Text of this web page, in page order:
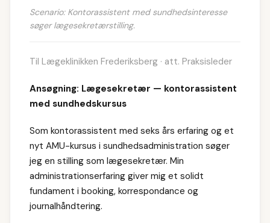
Scenario: Kontorassistent med sundhedsinteresse
søger lægesekretærstilling.
Til Lægeklinikken Frederiksberg · att. Praksisleder
Ansøgning: Lægesekretær — kontorassistent
med sundhedskursus
Som kontorassistent med seks års erfaring og et
nyt AMU-kursus i sundhedsadministration søger
jeg en stilling som lægesekretær. Min
administrationserfaring giver mig et solidt
fundament i booking, korrespondance og
journalhåndtering.